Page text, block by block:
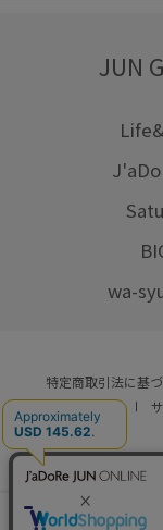
JUN
wa-
特定商取引法に基
ご利用規約
©
店舗在庫